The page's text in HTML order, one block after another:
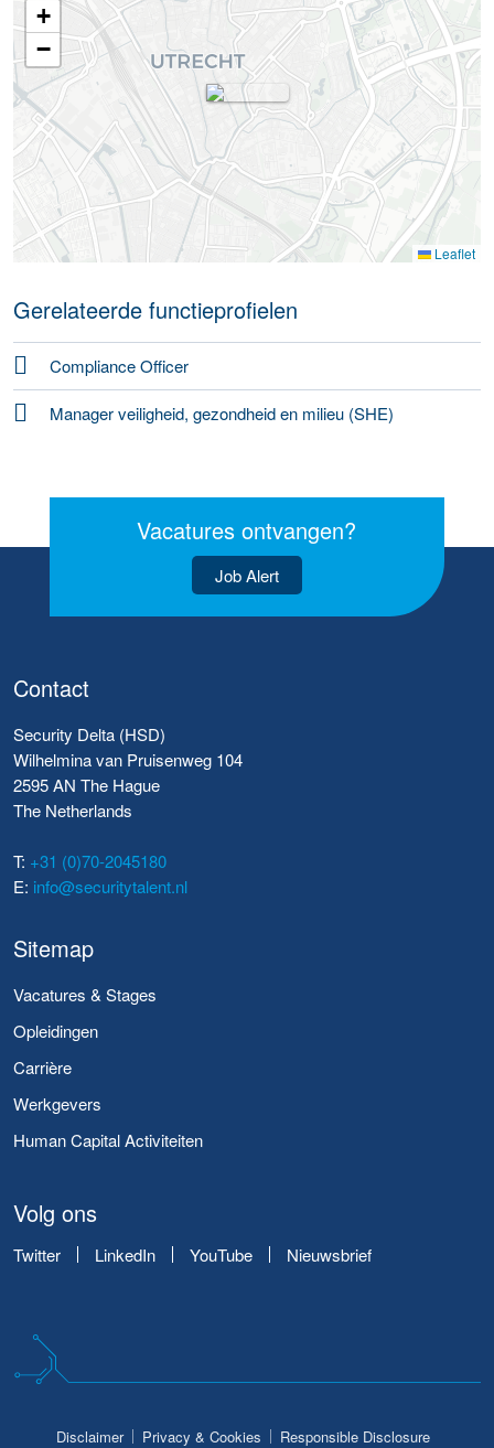
+
−
Leaflet
Gerelateerde functieprofielen
Compliance Officer
Manager veiligheid, gezondheid en milieu (SHE)
Vacatures ontvangen?
Job Alert
Contact
Security Delta (HSD)
Wilhelmina van Pruisenweg 104
2595 AN The Hague
The Netherlands
T: +31 (0)70-2045180
E: info@securitytalent.nl
Sitemap
Vacatures & Stages
Opleidingen
Carrière
Werkgevers
Human Capital Activiteiten
Volg ons
Twitter LinkedIn YouTube Nieuwsbrief
Disclaimer Privacy & Cookies Responsible Disclosure